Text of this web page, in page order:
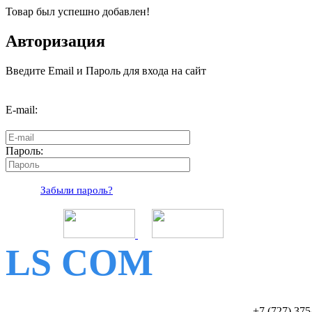
Товар был успешно добавлен!
Авторизация
Введите Email и Пароль для входа на сайт
E-mail:
Пароль:
Забыли пароль?
LS COM